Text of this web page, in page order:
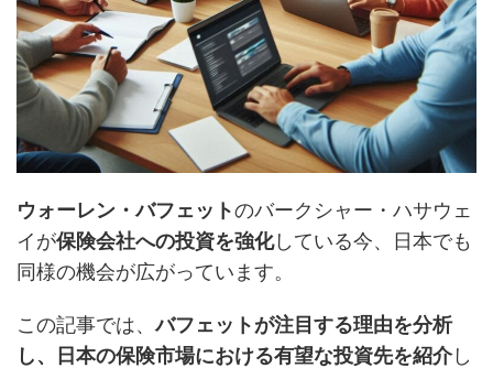
ウォーレン・バフェットのバークシャー・ハサウェ
イが保険会社への投資を強化している今、日本でも
同様の機会が広がっています。
この記事では、バフェットが注目する理由を分析
し、日本の保険市場における有望な投資先を紹介し